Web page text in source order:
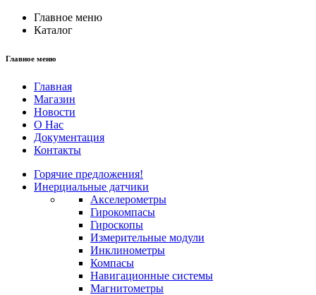
Главное меню
Каталог
Главное меню
Главная
Магазин
Новости
О Нас
Документация
Контакты
Горячие предложения!
Инерциальные датчики
Акселерометры
Гирокомпасы
Гироскопы
Измерительные модули
Инклинометры
Компасы
Навигационные системы
Магнитометры